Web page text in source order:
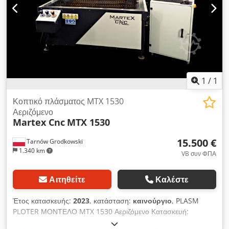
εξαρτήματα κατασκευασμένα από την ABB, Schnieder Βάψιμο
στο τελικό χρώμα σύμφωνα με τις επιθυμίες του πελάτη
Dcjdpfjv Tav Tsx Al Ask Εγγύηση εργασιών: 6 μήνες Χρόνος
παράδοσης: συζητήσιμος Για περισσότερες πληροφορίες,
τηλεφωνήστε.
1 / 1
Tarnów Grodkowski
1.340 km
Κοπτικό πλάσματος MTX 1530
Αεριζόμενο
Martex Cnc MTX 1530
15.500 €
VB συν ΦΠΑ
Αιτηθείτε Καλέστε
Έτος κατασκευής: 2023, κατάσταση: καινούργιο, PLASM
PLOTER ΜΟΝΤΕΛΟ MTX 1530 Αεριζόμενο Κατασκευή:
χάλυβας+αλουμίνιο Πεδίο εργασίας: 3000/1500/200 Κίνηση